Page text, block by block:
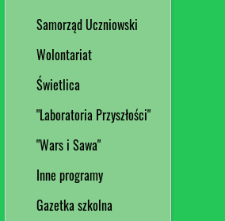
Samorząd Uczniowski
Wolontariat
Świetlica
"Laboratoria Przyszłości"
"Wars i Sawa"
Inne programy
Gazetka szkolna